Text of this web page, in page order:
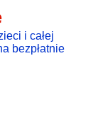
i całej
bezpłatnie